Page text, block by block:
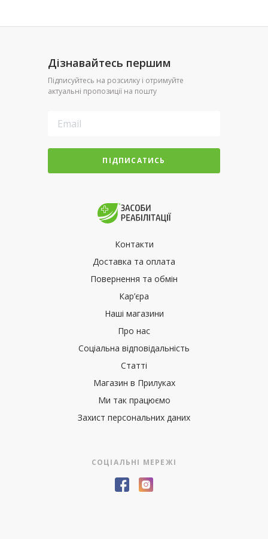
Дізнавайтесь першим
Підписуйтесь на розсилку і отримуйте
актуальні пропозиції на пошту
ПІДПИСАТИСЬ
Контакти
Доставка та оплата
Повернення та обмін
Кар’єра
Наші магазини
Про нас
Соціальна відповідальність
Статті
Магазин в Прилуках
Ми так працюємо
Захист персональних даних
СОЦІАЛЬНІ МЕРЕЖІ